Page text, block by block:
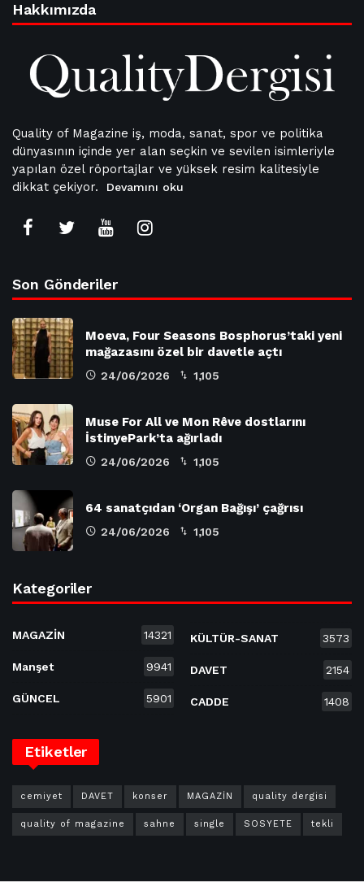
Hakkımızda
Quality of Magazine iş, moda, sanat, spor ve politika
dünyasının içinde yer alan seçkin ve sevilen isimleriyle
yapılan özel röportajlar ve yüksek resim kalitesiyle
dikkat çekiyor.
Devamını oku
Son Gönderiler
Moeva, Four Seasons Bosphorus’taki yeni
mağazasını özel bir davetle açtı
24/06/2026 1,105
Muse For All ve Mon Rêve dostlarını
İstinyePark’ta ağırladı
24/06/2026 1,105
64 sanatçıdan ‘Organ Bağışı’ çağrısı
24/06/2026 1,105
Kategoriler
MAGAZİN 14321
Manşet 9941
GÜNCEL 5901
KÜLTÜR-SANAT 3573
DAVET 2154
CADDE 1408
Etiketler
cemiyet DAVET konser MAGAZİN quality dergisi
quality of magazine sahne single SOSYETE tekli